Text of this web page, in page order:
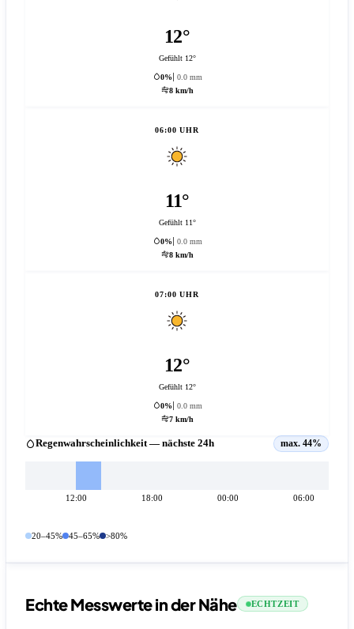
12°
Gefühlt 12°
0%
0.0 mm
8 km/h
06:00 UHR
11°
Gefühlt 11°
0%
0.0 mm
8 km/h
07:00 UHR
12°
Gefühlt 12°
0%
0.0 mm
7 km/h
Regenwahrscheinlichkeit — nächste 24h max. 44%
12:00 18:00 00:00 06:00
20–45% 45–65% >80%
Echte Messwerte in der Nähe ECHTZEIT